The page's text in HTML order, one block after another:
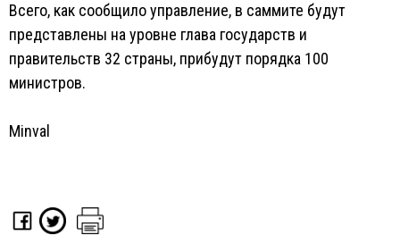
Всего, как сообщило управление, в саммите будут
представлены на уровне глава государств и
правительств 32 страны, прибудут порядка 100
министров.
Minval